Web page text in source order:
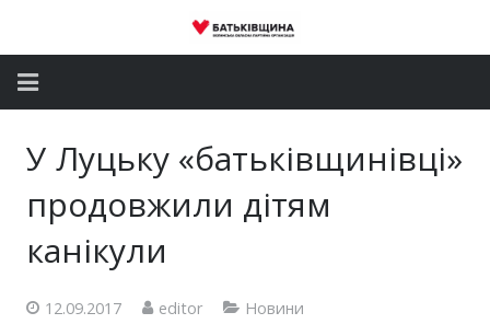
У Луцьку «батьківщинівці»
продовжили дітям
канікули
12.09.2017 editor
Новини